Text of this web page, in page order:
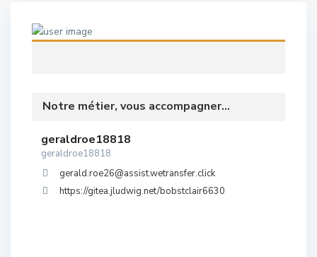
Notre métier, vous accompagner...
geraldroe18818
geraldroe18818
gerald.roe26@assist.wetransfer.click
https://gitea.jludwig.net/bobstclair6630